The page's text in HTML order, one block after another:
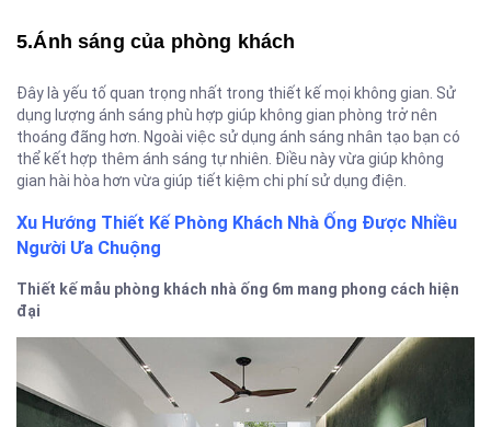
5.Ánh sáng của phòng khách
Đây là yếu tố quan trọng nhất trong thiết kế mọi không gian. Sử
dụng lượng ánh sáng phù hợp giúp không gian phòng trở nên
thoáng đãng hơn. Ngoài việc sử dụng ánh sáng nhân tạo bạn có
thể kết hợp thêm ánh sáng tự nhiên. Điều này vừa giúp không
gian hài hòa hơn vừa giúp tiết kiệm chi phí sử dụng điện.
Xu Hướng Thiết Kế Phòng Khách Nhà Ống Được Nhiều
Người Ưa Chuộng
Thiết kế mẫu phòng khách nhà ống 6m mang phong cách hiện
đại